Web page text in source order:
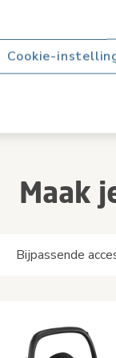
Cookie-
Maak
Bijpassende